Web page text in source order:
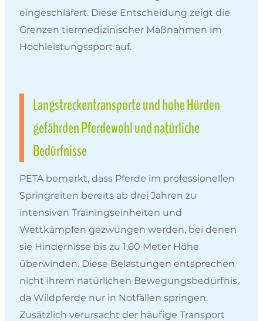
eingeschläfert. Diese Entscheidung zeigt die
Grenzen tiermedizinischer Maßnahmen im
Hochleistungssport auf.
Langstreckentransporte und hohe Hürden
gefährden Pferdewohl und natürliche
Bedürfnisse
PETA bemerkt, dass Pferde im professionellen
Springreiten bereits ab drei Jahren zu
intensiven Trainingseinheiten und
Wettkämpfen gezwungen werden, bei denen
sie Hindernisse bis zu 1,60 Meter Höhe
überwinden. Diese Belastungen entsprechen
nicht ihrem natürlichen Bewegungsbedürfnis,
da Wildpferde nur in Notfällen springen.
Zusätzlich verursacht der häufige Transport